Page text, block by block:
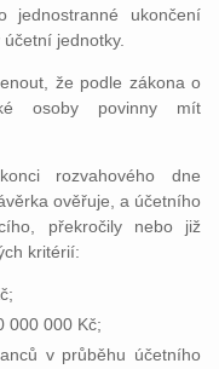
ukončení
jednotky.
že podle zákona o
osoby povinny mít
rozvahového dne
ověřuje, a účetního
překročily nebo již
kritérií:
000 000 Kč;
v průběhu účetního